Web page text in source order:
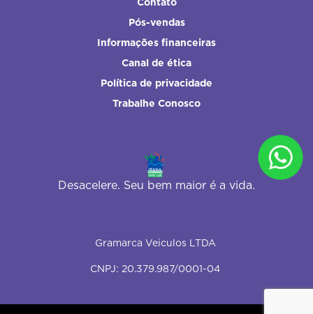
Pós-vendas
Informações financeiras
Canal de ética
Política de privacidade
Trabalhe Conosco
Desacelere. Seu bem maior é a vida.
Gramarca Veiculos LTDA
CNPJ: 20.379.987/0001-04